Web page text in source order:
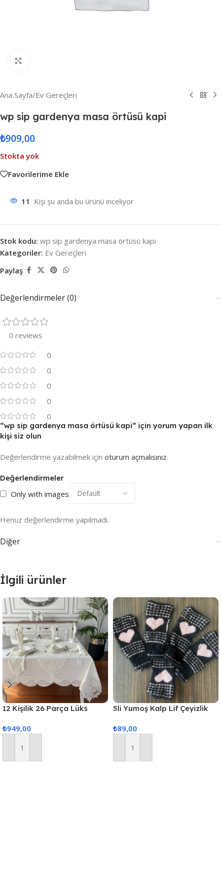
Ana Sayfa/Ev Gereçleri
wp sip gardenya masa örtüsü kapi
₺909,00
Stokta yok
Favorilerime Ekle
11 Kişi şu anda bu ürünü inceliyor
Stok kodu: wp sip gardenya masa örtüsü kapi
Kategoriler: Ev Gereçleri
Paylaş
Değerlendirmeler (0)
0 reviews
0
0
0
0
0
Değerlendirmeler
Only with images
Henüz değerlendirme yapılmadı.
“wp sip gardenya masa örtüsü kapi” için yorum yapan ilk
kişi siz olun
Değerlendirme yazabilmek için oturum açmalısınız.
Diğer
İlgili ürünler
12 Kişilik 26 Parça Lüks
Masa Örtüsü Seti
₺949,00
Sepete Ekle
5li Yumoş Kalp Lif Çeyizlik
₺89,00
Sepete Ekle